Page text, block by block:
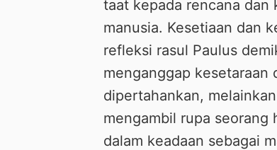
taat kepada rencana dan
manusia. Kesetiaan dan
refleksi rasul Paulus
menganggap kesetaraan
dipertahankan,
mengambil rupa seorang
dalam keadaan sebagai